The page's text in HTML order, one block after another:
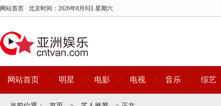
网站首页 北京时间： 2026年8月8日 星期六
网站首页 明星 电影 电视 音乐 综艺